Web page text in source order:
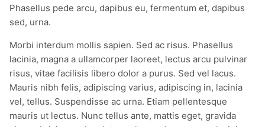
Phasellus pede arcu, dapibus eu, fermentum et, dapibus
sed, urna.
Morbi interdum mollis sapien. Sed ac risus. Phasellus
lacinia, magna a ullamcorper laoreet, lectus arcu pulvinar
risus, vitae facilisis libero dolor a purus. Sed vel lacus.
Mauris nibh felis, adipiscing varius, adipiscing in, lacinia
vel, tellus. Suspendisse ac urna. Etiam pellentesque
mauris ut lectus. Nunc tellus ante, mattis eget, gravida